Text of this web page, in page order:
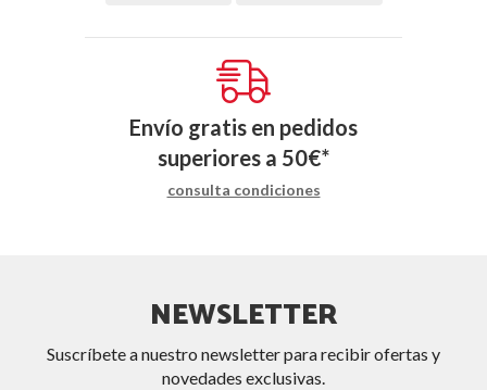
Envío gratis en pedidos
superiores a 50€*
consulta condiciones
NEWSLETTER
Suscríbete a nuestro newsletter para recibir ofertas y
novedades exclusivas.